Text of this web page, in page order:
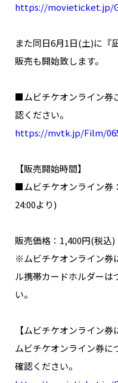
https://movieticket.jp/
また同日6月1日(土)に『
販売も開始致します。
■ムビチケオンライン券
認ください。
https://mvtk.jp/Film/
【販売開始時間】
■ムビチケオンライン券
24:00より)
販売価格：1,400円(税込)
※ムビチケオンライン券
ル携帯カードホルダーは
い。
【ムビチケオンライン券
ムビチケオンライン券に
確認ください。